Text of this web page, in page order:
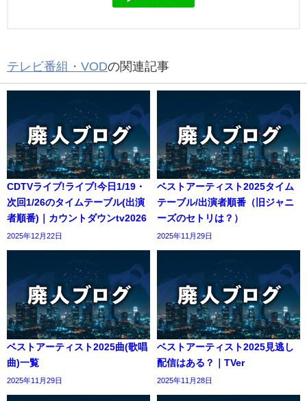
テレビ番組・VODの関連記事
CDTVライブ!ライブ!今日1/19・
次回1/26のタイムテーブル(出演
者順番)｜カウントダウンtv2026
2025年12月22日
ベストアーティスト2025タイム
テーブル/出演者順番（旧ジャニ
ーズのセトリは？）
2025年11月29日
ベストアーティスト2025曲(歌唱
曲)一覧
2025年11月29日
ベストアーティスト2025見逃し
配信はある？｜TVer
2025年11月28日